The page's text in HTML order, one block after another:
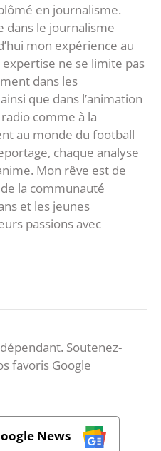
en journalisme.
dans le journalisme
mon expérience au
expertise ne se limite pas
dans les
que dans l’animation
comme à la
au monde du football
chaque analyse
Mon rêve est de
la communauté
et les jeunes
passions avec
Soutenez-
favoris Google
News